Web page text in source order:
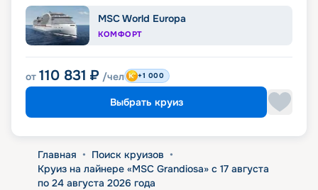
MSC World Europa
КОМФОРТ
от 110 831 ₽ /чел +1 000
Выбрать круиз
Главная • Поиск круизов •
Круиз на лайнере «MSC Grandiosa» с 17 августа
по 24 августа 2026 года